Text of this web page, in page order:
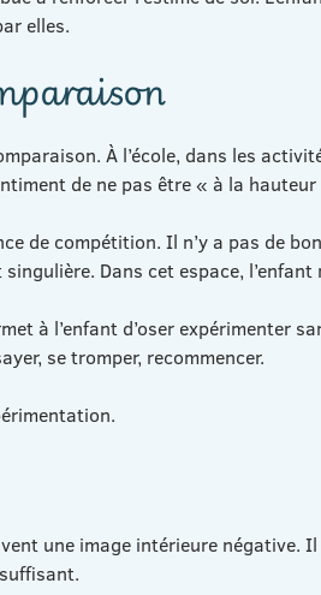
elles.
À l’école, dans les
de ne pas être « à la hauteur
de compétition. Il n’y a pas de
Dans cet espace, l’enfant
à l’enfant d’oser expérimenter
se tromper, recommencer.
une image intérieure négative.